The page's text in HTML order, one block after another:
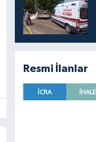
Resmi İlanlar